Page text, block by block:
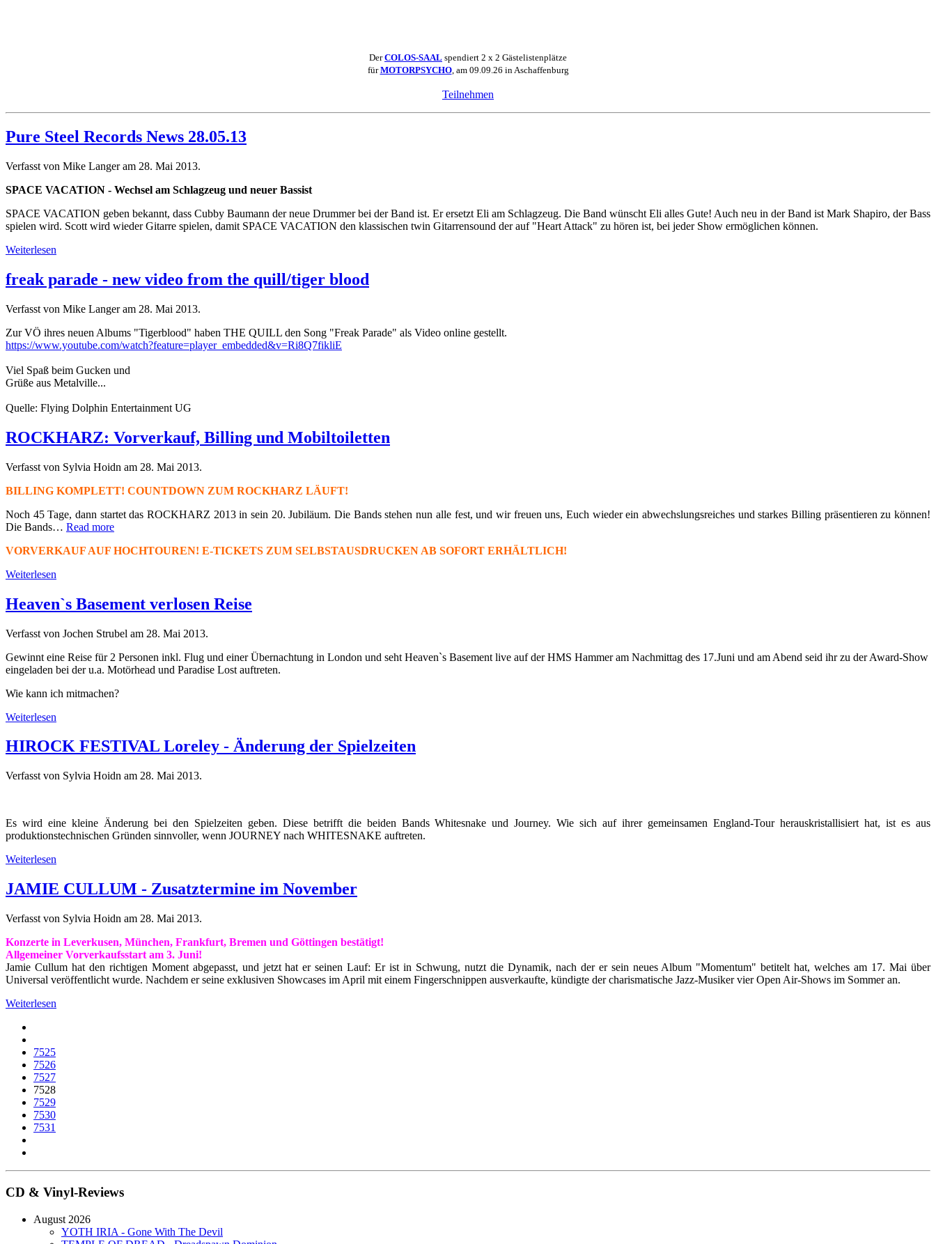
DerCOLOS-SAAL spendiert 2 x 2 Gästelistenplätze
fürMOTORPSYCHO, am 09.09.26 in Aschaffenburg
Teilnehmen
Pure Steel Records News 28.05.13
Verfasst von Mike Langer am 28. Mai 2013.
SPACE VACATION - Wechsel am Schlagzeug und neuer Bassist
SPACE VACATION geben bekannt, dass Cubby Baumann der neue Drummer bei der Band ist. Er ersetzt Eli am Schlagzeug. Die Band wünscht Eli alles Gute! Auch neu in der Band ist Mark Shapiro, der Bass
spielen wird. Scott wird wieder Gitarre spielen, damit SPACE VACATION den klassischen twin Gitarrensound der auf "Heart Attack" zu hören ist, bei jeder Show ermöglichen können.
Weiterlesen
freak parade - new video from the quill/tiger blood
Verfasst von Mike Langer am 28. Mai 2013.
Zur VÖ ihres neuen Albums "Tigerblood" haben THE QUILL den Song "Freak Parade" als Video online gestellt.
https://www.youtube.com/watch?feature=player_embedded&v=Ri8Q7fikliE
Viel Spaß beim Gucken und
Grüße aus Metalville...
Quelle: Flying Dolphin Entertainment UG
ROCKHARZ: Vorverkauf, Billing und Mobiltoiletten
Verfasst von Sylvia Hoidn am 28. Mai 2013.
BILLING KOMPLETT! COUNTDOWN ZUM ROCKHARZ LÄUFT!
Noch 45 Tage, dann startet das ROCKHARZ 2013 in sein 20. Jubiläum. Die Bands stehen nun alle fest, und wir freuen uns, Euch wieder ein abwechslungsreiches und starkes Billing präsentieren zu können!
Die Bands… Read more
VORVERKAUF AUF HOCHTOUREN! E-TICKETS ZUM SELBSTAUSDRUCKEN AB SOFORT ERHÄLTLICH!
Weiterlesen
Heaven`s Basement verlosen Reise
Verfasst von Jochen Strubel am 28. Mai 2013.
Gewinnt eine Reise für 2 Personen inkl. Flug und einer Übernachtung in London und seht Heaven`s Basement live auf der HMS Hammer am Nachmittag des 17.Juni und am Abend seid ihr zu der Award-Show
eingeladen bei der u.a. Motörhead und Paradise Lost auftreten.
Wie kann ich mitmachen?
Weiterlesen
HIROCK FESTIVAL Loreley - Änderung der Spielzeiten
Verfasst von Sylvia Hoidn am 28. Mai 2013.
Es wird eine kleine Änderung bei den Spielzeiten geben. Diese betrifft die beiden Bands Whitesnake und Journey. Wie sich auf ihrer gemeinsamen England-Tour herauskristallisiert hat, ist es aus
produktionstechnischen Gründen sinnvoller, wenn JOURNEY nach WHITESNAKE auftreten.
Weiterlesen
JAMIE CULLUM - Zusatztermine im November
Verfasst von Sylvia Hoidn am 28. Mai 2013.
Konzerte in Leverkusen, München, Frankfurt, Bremen und Göttingen bestätigt!
Allgemeiner Vorverkaufsstart am 3. Juni!
Jamie Cullum hat den richtigen Moment abgepasst, und jetzt hat er seinen Lauf: Er ist in Schwung, nutzt die Dynamik, nach der er sein neues Album "Momentum" betitelt hat, welches am 17. Mai über
Universal veröffentlicht wurde. Nachdem er seine exklusiven Showcases im April mit einem Fingerschnippen ausverkaufte, kündigte der charismatische Jazz-Musiker vier Open Air-Shows im Sommer an.
Weiterlesen
7525
7526
7527
7528
7529
7530
7531
CD & Vinyl-Reviews
August 2026
YOTH IRIA - Gone With The Devil